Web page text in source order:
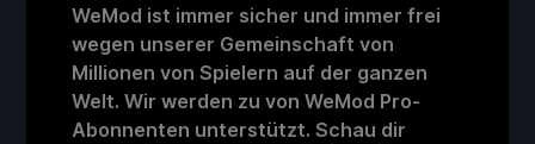
WeMod ist immer sicher und immer frei
wegen unserer Gemeinschaft von
Millionen von Spielern auf der ganzen
Welt. Wir werden zu von WeMod Pro-
Abonnenten unterstützt. Schau dir